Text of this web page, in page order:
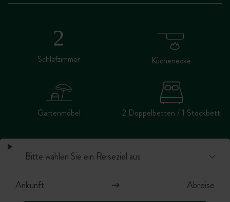
Schlafzimmer Küchenecke
Gartenmöbel 2 Doppelbetten / 1 Stockbett